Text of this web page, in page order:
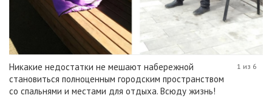
Никакие недостатки не мешают набережной
становиться полноценным городским пространством
со спальнями и местами для отдыха. Всюду жизнь!
1 из 6